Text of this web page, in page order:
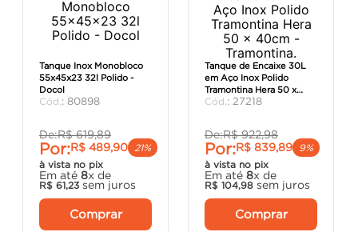
Tanque Inox Monobloco
55x45x23 32l Polido -
Docol
: 80898
De:R$ 619,89
Por:R$ 489,90
21%
à vista no pix
Em até 8x de
R$ 61,23 sem juros
Comprar
Tanque de Encaixe 30L
em Aço Inox Polido
Tramontina Hera 50 x
40cm - Tramontina.
: 27218
De:R$ 922,98
Por:R$ 839,89
9%
à vista no pix
Em até 8x de
R$ 104,98 sem juros
Comprar
massa corrida
chuveiro
porta
argamassa
º cimento